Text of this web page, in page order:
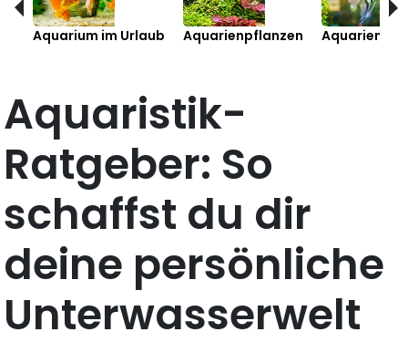
Aquarium im Urlaub Aquarienpflanzen
Aquaristik-
Ratgeber: So
schaffst du dir
deine persönliche
Unterwasserwelt